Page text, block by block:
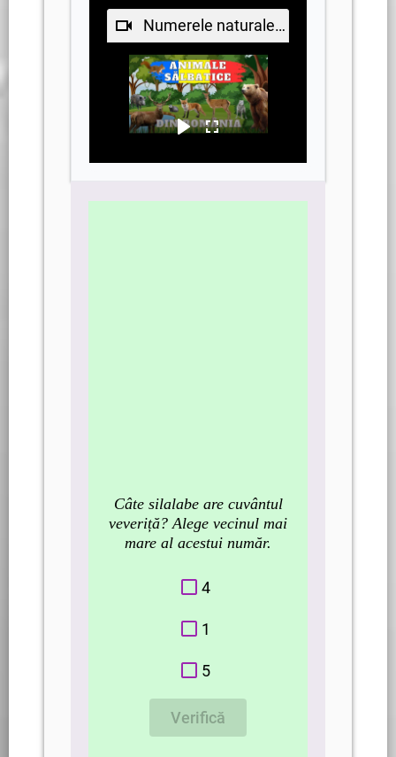
Numerele naturale în concentrul 0-5. Animale domestice
Câte silalabe are cuvântul
veveriță? Alege vecinul mai
mare al acestui număr.
4
1
5
Verifică